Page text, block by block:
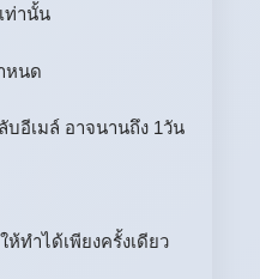
ท่านั้น
หนด
บอีเมล์ อาจนานถึง 1วัน
ห้ทำได้เพียงครั้งเดียว